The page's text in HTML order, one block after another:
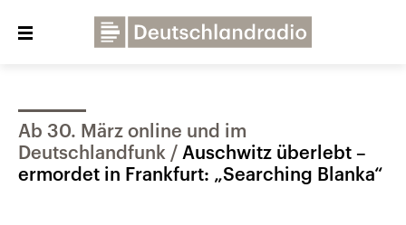
Close
Über uns Programme
Dialog und Kontakt Veranstaltungen
Ab 30. März online und im
Deutschlandfunk
Auschwitz überlebt –
ermordet in Frankfurt: „Searching Blanka“